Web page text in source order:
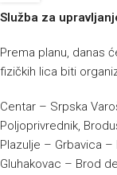
Služba za
Prema planu, danas
fizičkih lica biti
Centar – Srpska
Poljoprivrednik,
Plazulje – Grbavica
Gluhakovac – Brod